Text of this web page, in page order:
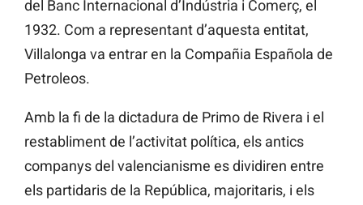
del Banc Internacional d’Indústria i Comerç, el
1932. Com a representant d’aquesta entitat,
Villalonga va entrar en la Compañia Española de
Petroleos.
Amb la fi de la dictadura de Primo de Rivera i el
restabliment de l’activitat política, els antics
companys del valencianisme es dividiren entre
els partidaris de la República, majoritaris, i els